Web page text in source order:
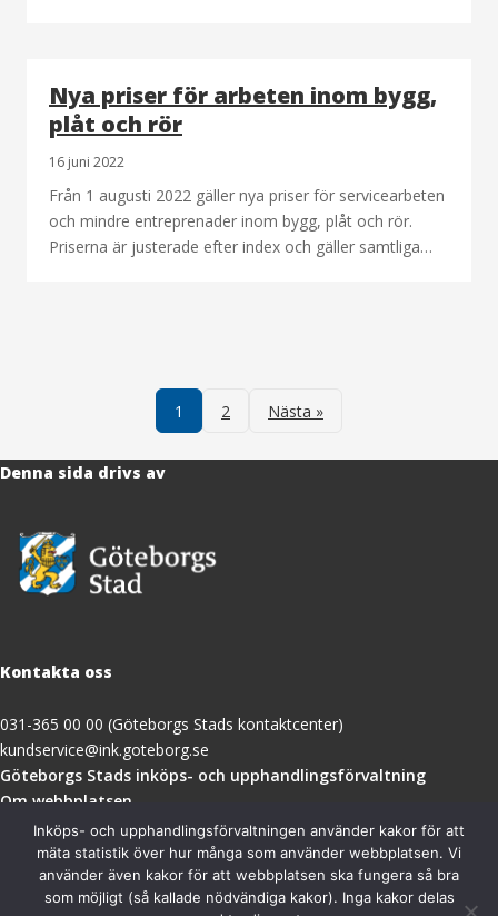
Nya priser för arbeten inom bygg,
plåt och rör
16 juni 2022
Från 1 augusti 2022 gäller nya priser för servicearbeten
och mindre entreprenader inom bygg, plåt och rör.
Priserna är justerade efter index och gäller samtliga…
inlägg
1 2 Nästa »
Denna sida drivs av
Kontakta oss
031-365 00 00 (Göteborgs Stads kontaktcenter)
kundservice@ink.goteborg.se
Göteborgs Stads inköps- och upphandlingsförvaltning(öppnas
nytt
fönster)
Om webbplatsen
Tillgänglighetsredogörelse
Besöksadress
Inköps- och upphandlingsförvaltningen använder kakor för att
mäta statistik över hur många som använder webbplatsen. Vi
använder även kakor för att webbplatsen ska fungera så bra
som möjligt (så kallade nödvändiga kakor). Inga kakor delas